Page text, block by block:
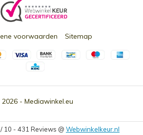
- Mediawinkel.eu
voorwaarden Sitemap
/ 10 - 431 Reviews @ Webwinkelkeur.nl